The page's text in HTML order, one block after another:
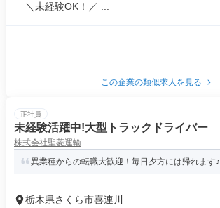
＼未経験OK！／ ...
この企業の類似求人を見る
正社員
未経験活躍中!大型トラックドライバー
株式会社聖菱運輸
異業種からの転職大歓迎！毎日夕方には帰れます♪
栃木県さくら市喜連川